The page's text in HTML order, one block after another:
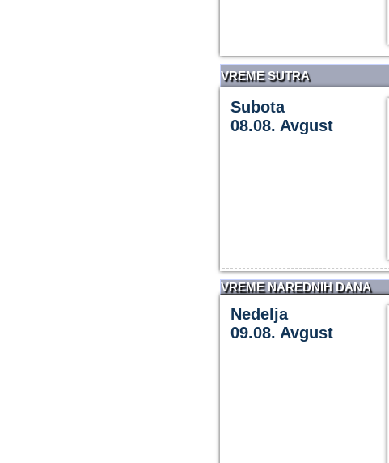
VREME SUTRA
Subota
08.08. Avgust
VREME NAREDNIH DANA
Nedelja
09.08. Avgust